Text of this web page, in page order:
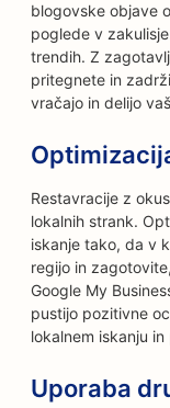
blogovske objave
poglede v
trendih. Z
pritegnete in
vračajo in delijo
Restavracije z
lokalnih strank.
iskanje tako, da v
regijo in
Google My
pustijo pozitivne
lokalnem iskanju
Uporaba